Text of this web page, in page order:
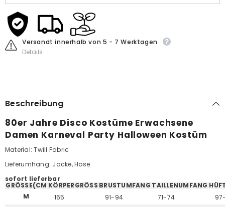
Party
Halloween
Kostüm
Party
Halloween
Kostüm
Versandt innerhalb von 5 - 7 Werktagen
Details
Beschreibung
80er Jahre Disco Kostüme Erwachsene
Damen Karneval Party Halloween Kostüm
Material: Twill Fabric
Lieferumhang: Jacke, Hose
sofort lieferbar
GRÖSSE(CM KÖRPERGRÖSS BRUSTUMFANG TAILLENUMFANG
M
165 91-94 71-74